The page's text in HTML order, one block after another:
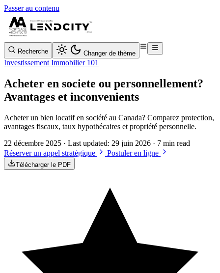
Passer au contenu
Recherche Changer de thème
Investissement Immobilier 101
Acheter en societe ou personnellement?
Avantages et inconvenients
Acheter un bien locatif en société au Canada? Comparez protection,
avantages fiscaux, taux hypothécaires et propriété personnelle.
22 décembre 2025 · Last updated: 29 juin 2026 · 7 min read
Réserver un appel stratégique
Postuler en ligne
Télécharger le PDF